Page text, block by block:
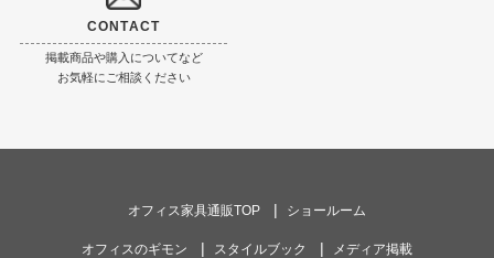
CONTACT
掲載商品や購入についてなど
お気軽にご相談ください
オフィス家具通販TOP ショールーム
オフィスのギモン スタイルブック メディア掲載